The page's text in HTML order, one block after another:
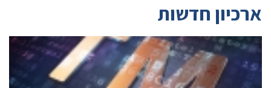
ארכיון חדשות